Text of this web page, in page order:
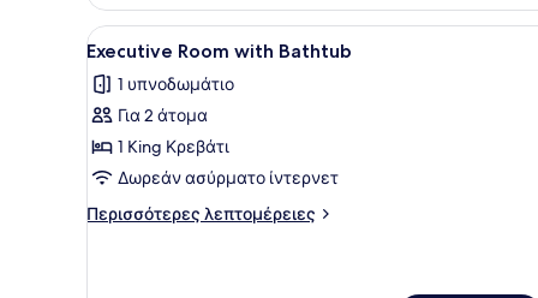
Bathtub
King
Bed,
Smoking
with
Προβολή
όλων
των
φωτογραφιών
για
Executive
Room
with
Ένα σύγχρονο δωμάτιο
1
Executive Room with Bathtub
1 υπνοδωμάτιο
Για 2 άτομα
1 King Κρεβάτι
Δωρεάν ασύρματο ίντερνετ
Περισσότερες λεπτομέρειες
Περισσότερες